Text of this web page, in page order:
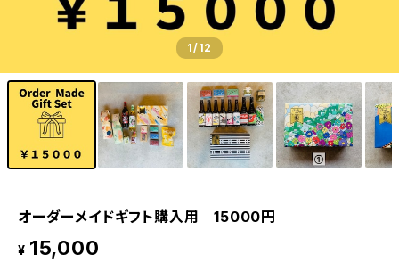
1/12
オーダーメイドギフト購入用 15000円
¥ 15,000